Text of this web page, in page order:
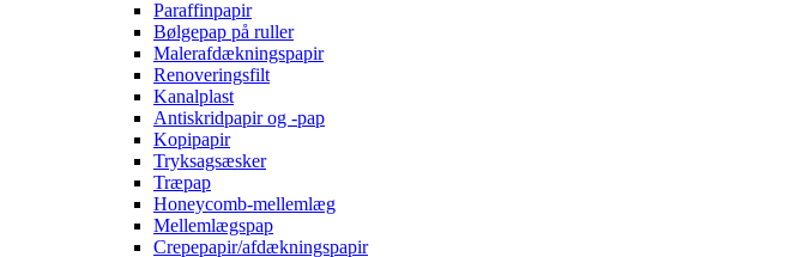
Paraffinpapir
Bølgepap på ruller
Malerafdækningspapir
Renoveringsfilt
Kanalplast
Antiskridpapir og -pap
Kopipapir
Tryksagsæsker
Træpap
Honeycomb-mellemlæg
Mellemlægspap
Crepepapir/afdækningspapir